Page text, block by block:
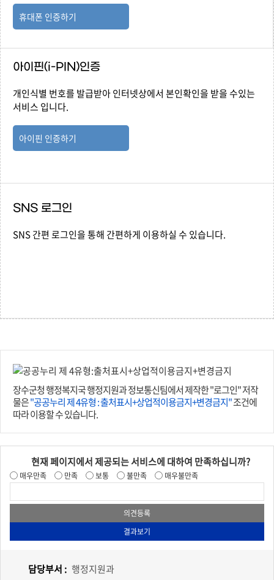
휴대폰 인증하기
아이핀(i-PIN)인증
개인식별 번호를 발급받아 인터넷상에서 본인확인을 받을 수있는
서비스 입니다.
아이핀 인증하기
SNS 로그인
SNS 간편 로그인을 통해 간편하게 이용하실 수 있습니다.
장수군청 행정복지국 행정지원과 정보통신팀에서 제작한 "로그인" 저작
물은"공공누리 제 4유형 : 출처표시+상업적이용금지+변경금지"조건에
따라 이용할 수 있습니다.
현재 페이지에서 제공되는 서비스에 대하여 만족하십니까?
매우만족 만족 보통 불만족 매우불만족
담당부서 : 행정지원과